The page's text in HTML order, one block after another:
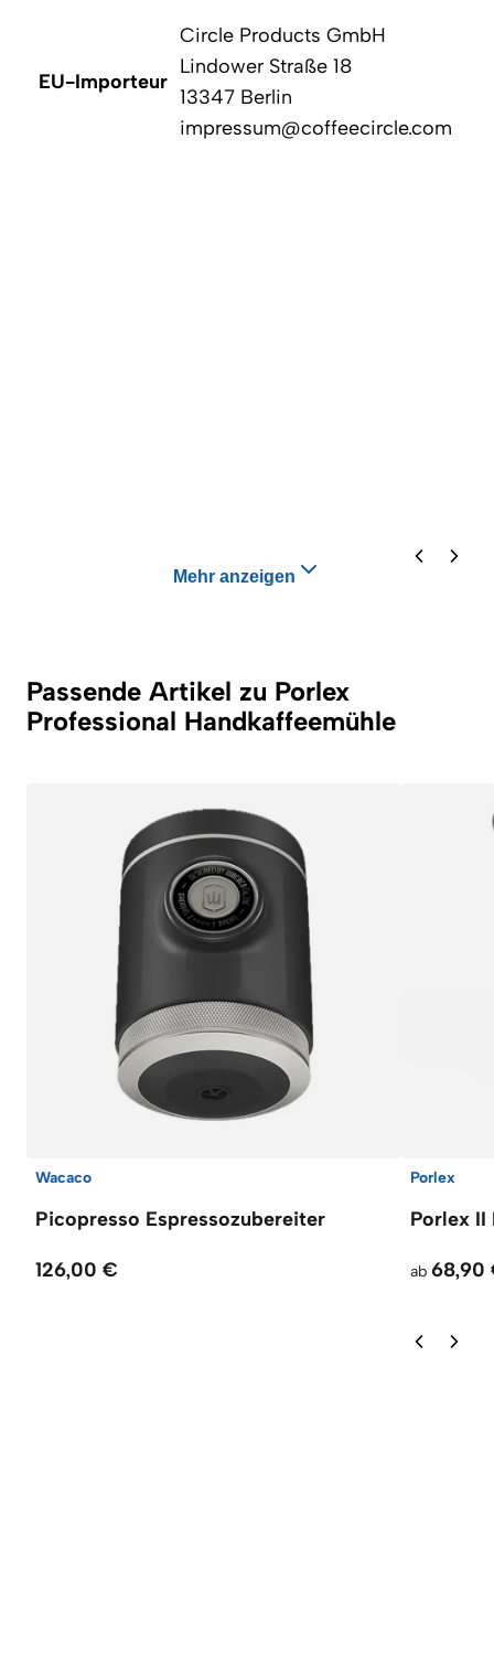
EU-Importeur
Circle Products GmbH
Lindower Straße 18
13347 Berlin
impressum@coffeecircle.com
Mehr anzeigen
Passende Artikel zu Porlex
Professional Handkaffeemühle
Wacaco
Picopresso Espressozubereiter
126,00 €
Porlex
Porlex II
ab 68,90